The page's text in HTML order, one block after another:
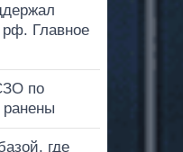
рф. Главное
по
ранены
где